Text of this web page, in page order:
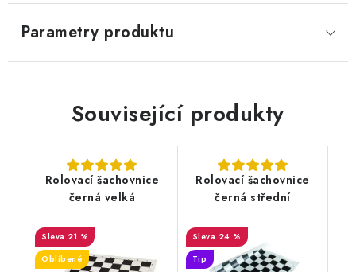
Parametry produktu
Související produkty
Rolovací šachovnice
černá velká
21 %
Oblíbené
Rolovací šachovnice
černá střední
24 %
Tip